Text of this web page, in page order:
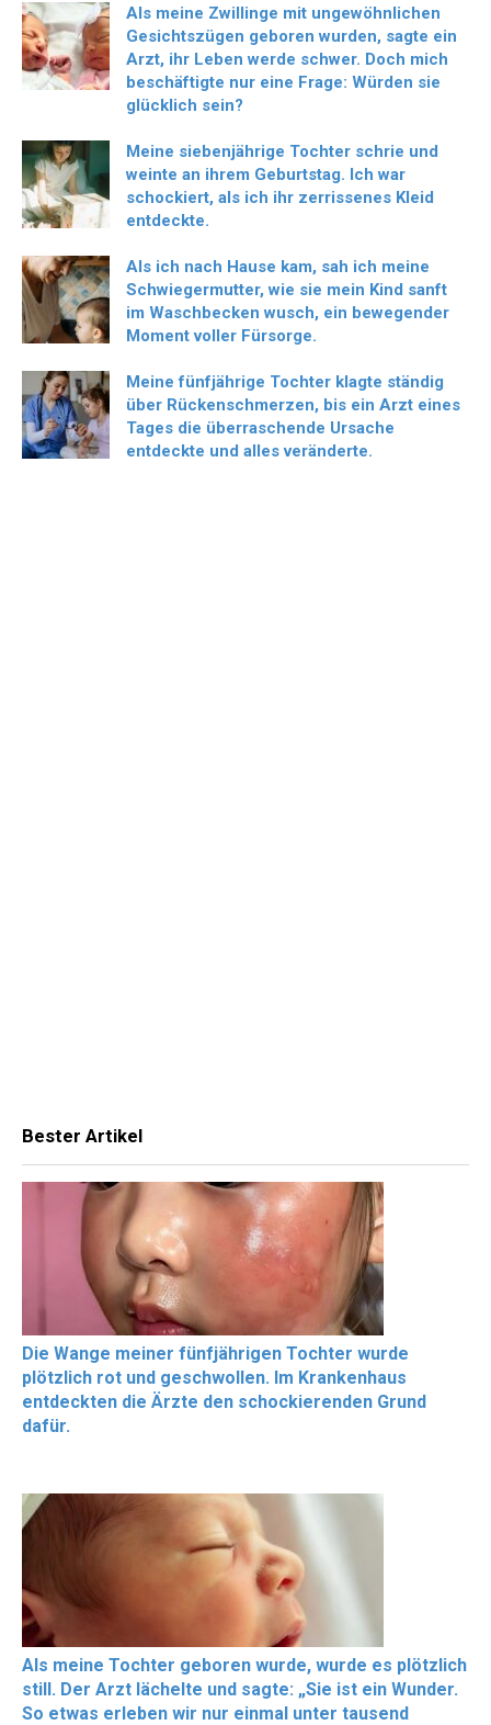
Als meine Zwillinge mit ungewöhnlichen
Gesichtszügen geboren wurden, sagte ein
Arzt, ihr Leben werde schwer. Doch mich
beschäftigte nur eine Frage: Würden sie
glücklich sein?
Meine siebenjährige Tochter schrie und
weinte an ihrem Geburtstag. Ich war
schockiert, als ich ihr zerrissenes Kleid
entdeckte.
Als ich nach Hause kam, sah ich meine
Schwiegermutter, wie sie mein Kind sanft
im Waschbecken wusch, ein bewegender
Moment voller Fürsorge.
Meine fünfjährige Tochter klagte ständig
über Rückenschmerzen, bis ein Arzt eines
Tages die überraschende Ursache
entdeckte und alles veränderte.
Bester Artikel
Die Wange meiner fünfjährigen Tochter wurde
plötzlich rot und geschwollen. Im Krankenhaus
entdeckten die Ärzte den schockierenden Grund
dafür.
Als meine Tochter geboren wurde, wurde es plötzlich
still. Der Arzt lächelte und sagte: „Sie ist ein Wunder.
So etwas erleben wir nur einmal unter tausend